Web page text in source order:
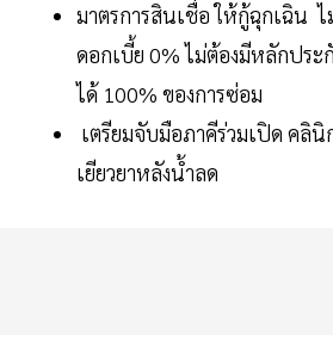
มาตรการสินเชื่อ ให้กู้ฉุกเฉิน
ดอกเบี้ย 0% ไม่ต้องมีหลักปร
ได้ 100% ของการซ่อม
เตรียมจับมือภาคีร่วมเปิด คลิ
เยียวยาหลังน้ำลด